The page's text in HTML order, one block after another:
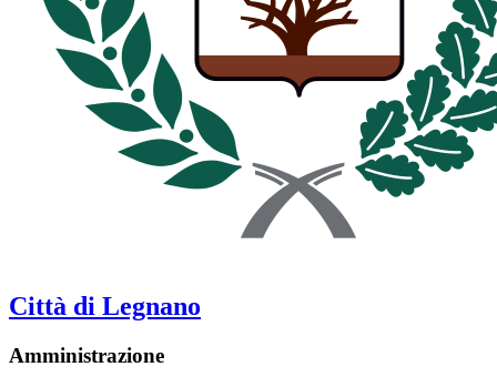
Città di Legnano
Amministrazione